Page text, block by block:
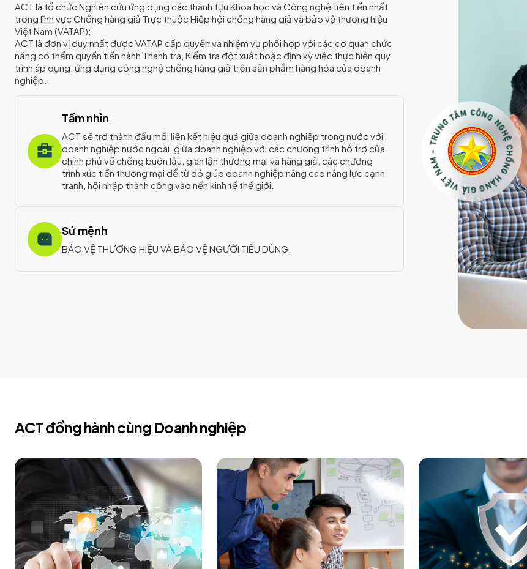
ACT là tổ chức Nghiên cứu ứng dụng các thành tựu Khoa học và Công nghệ tiên tiến nhất
trong lĩnh vực Chống hàng giả Trực thuộc Hiệp hội chống hàng giả và bảo vệ thương hiệu
Việt Nam (VATAP);
ACT là đơn vị duy nhất được VATAP cấp quyền và nhiệm vụ phối hợp với các cơ quan chức
năng có thẩm quyền tiến hành Thanh tra, Kiểm tra đột xuất hoặc định kỳ việc thực hiện quy
trình áp dụng, ứng dụng công nghệ chống hàng giả trên sản phẩm hàng hóa của doanh
nghiệp.
Tầm nhìn
ACT sẽ trở thành đầu mối liên kết hiệu quả giữa doanh nghiệp trong nước với
doanh nghiệp nước ngoài, giữa doanh nghiệp với các chương trình hỗ trợ của
chính phủ về chống buôn lậu, gian lận thương mại và hàng giả, các chương
trình xúc tiền thương mại để từ đó giúp doanh nghiệp nâng cao nâng lực cạnh
tranh, hội nhập thành công vào nền kinh tế thế giới.
Sứ mệnh
BẢO VỆ THƯƠNG HIỆU VÀ BẢO VỆ NGƯỜI TIÊU DÙNG.
ACT đồng hành cùng Doanh nghiệp